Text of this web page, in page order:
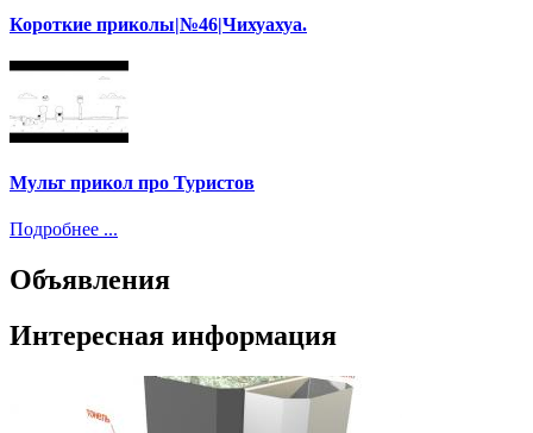
Короткие приколы|№46|Чихуахуа.
Мульт прикол про Туристов
Подробнее ...
Объявления
Интересная информация